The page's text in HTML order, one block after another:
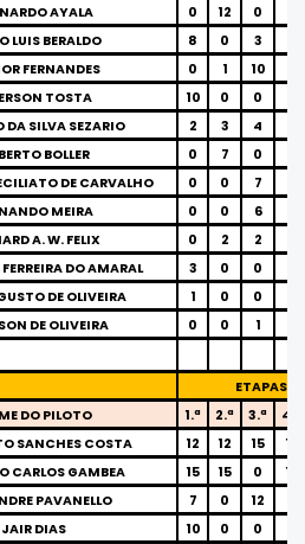
AYALA 0 12 0
LUIS BERALDO 8 0 3
FERNANDES 0 1 10
TOSTA 10 0 0
DA SILVA SEZARIO 2 3 4
BOLLER 0 7 0
DE CARVALHO 0 0 7
MEIRA 0 0 6
A. W. FELIX 0 2 2
DO AMARAL 3 0 0
DE OLIVEIRA 1 0 0
DE OLIVEIRA 0 0 1
ETAPAS
DO PILOTO 1.ª 2.ª 3.ª
4.ª
SANCHES COSTA 12 12 15
15
CARLOS GAMBEA 15 15 0
12
PAVANELLO 7 0 12
JAIR DIAS 10 0 0